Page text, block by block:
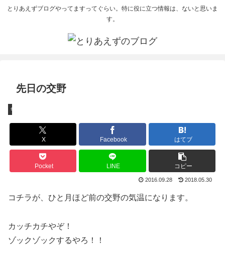
とりあえずブログやってますってぐらい。特に役に立つ情報は、ないと思いま
す。
先日の交野
ちょっとしたこと
X Facebook はてブ
Pocket LINE コピー
2016.09.28 2018.05.30
コチラが、ひと月ほど前の交野の気温になります。
カッチカチやぞ！
ゾックゾックするやろ！！